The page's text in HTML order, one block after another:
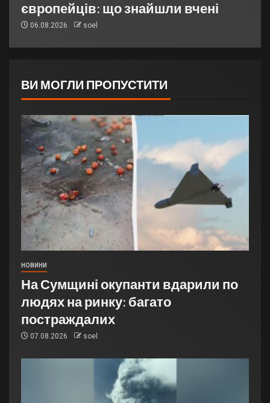
європейців: що знайшли вчені
06.08.2026 soel
ВИ МОГЛИ ПРОПУСТИТИ
НОВИНИ
На Сумщині окупанти вдарили по
людях на ринку: багато
постраждалих
07.08.2026 soel